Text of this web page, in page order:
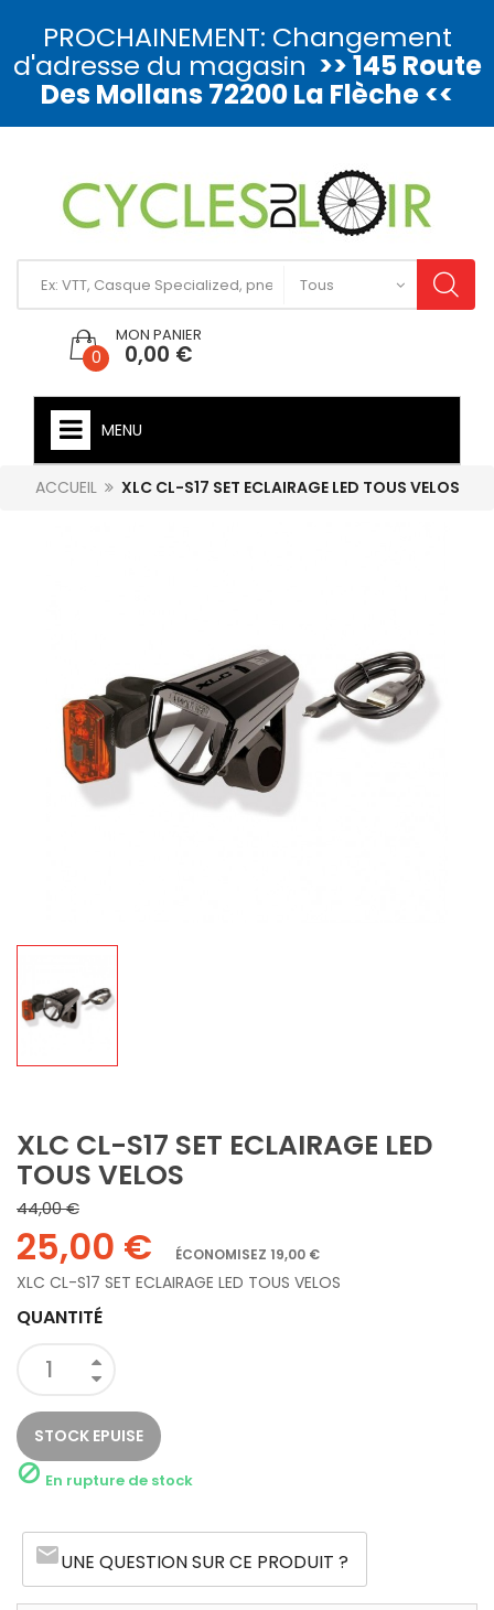
PROCHAINEMENT: Changement
d'adresse du magasin >> 145 Route
Des Mollans 72200 La Flèche <<
0
MON PANIER
0,00 €
MENU
ACCUEIL XLC CL-S17 SET ECLAIRAGE LED TOUS VELOS
XLC CL-S17 SET ECLAIRAGE LED
TOUS VELOS
44,00 €
25,00 € ÉCONOMISEZ 19,00 €
XLC CL-S17 SET ECLAIRAGE LED TOUS VELOS
QUANTITÉ
STOCK EPUISE
 En rupture de stock
emailUNE QUESTION SUR CE PRODUIT ?